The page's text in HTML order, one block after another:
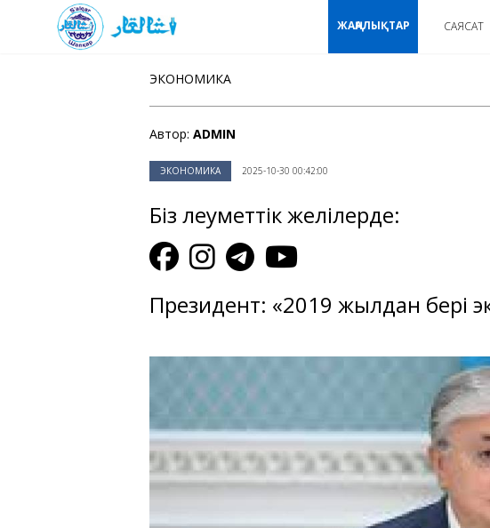
ЖАҢАЛЫҚТАР САЯСАТ
ЭКОНОМИКА
Автор: ADMIN
ЭКОНОМИКА 2025-10-30 00:42:00
Біз әлеуметтік желілерде:
Президент: «2019 жылдан бері